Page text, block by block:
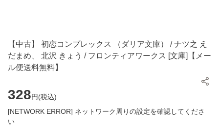
【中古】 初恋コンプレックス （ダリア文庫） / ナツ之 え
だまめ、 北沢 きょう / フロンティアワークス [文庫]【メー
ル便送料無料】
328円(税込)
[NETWORK ERROR] ネットワーク周りの設定を確認してくださ
い